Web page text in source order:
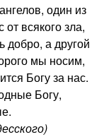
один из
всякого зла,
добро, а другой
мы носим,
Богу за нас.
Богу,